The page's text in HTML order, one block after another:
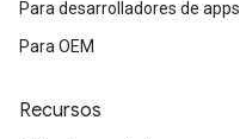
Para desarrolladores de apps
Para OEM
Recursos